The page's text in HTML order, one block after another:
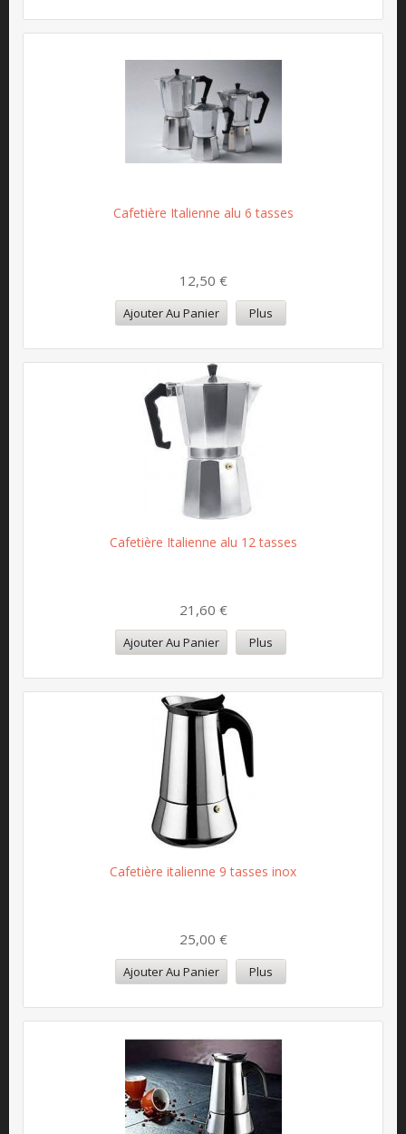
Cafetière Italienne alu 6 tasses
12,50 €
Ajouter Au Panier Plus
Cafetière Italienne alu 12 tasses
21,60 €
Ajouter Au Panier Plus
Cafetière italienne 9 tasses inox
25,00 €
Ajouter Au Panier Plus